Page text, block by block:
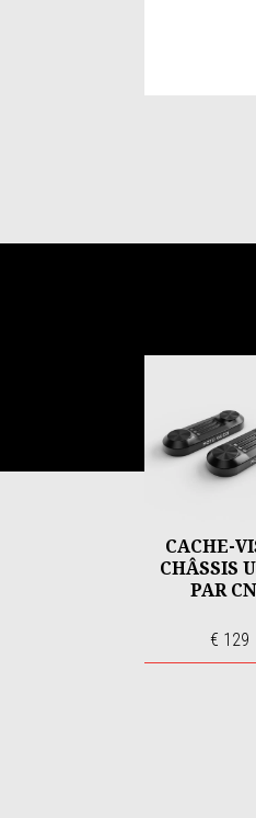
CACHE-
CHÂSSIS
PAR
€ 129
Item